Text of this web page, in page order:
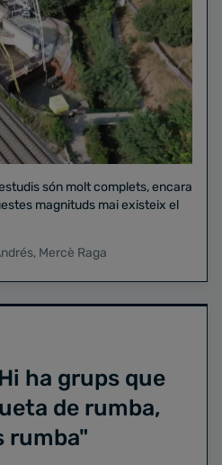
són molt complets, encara
magnituds mai existeix el
, Mercè Raga
ha grups que
de rumba,
rumba"